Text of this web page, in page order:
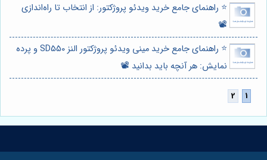
⭐️ راهنمای جامع خرید ویدئو پروژکتور: از انتخاب تا راه‌اندازی
📽️
⭐️ راهنمای جامع خرید مینی ویدئو پروژکتور النز SD550 و پرده
نمایش: هر آنچه باید بدانید 📽️